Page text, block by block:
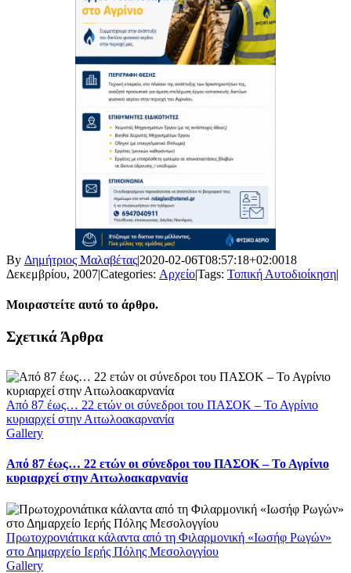
By Δημήτριος Μαλαβέτας|2020-02-06T08:57:18+02:0018
Δεκεμβρίου, 2007|Categories: Αρχείο|Tags: Τοπική Αυτοδιοίκηση|
Μοιραστείτε αυτό το άρθρο.
Facebook
X
LinkedIn
WhatsApp
Email
Σχετικά Άρθρα
Από 87 έως… 22 ετών οι σύνεδροι του ΠΑΣΟΚ – Το Αγρίνιο
κυριαρχεί στην Αιτωλοακαρνανία
Gallery
Από 87 έως… 22 ετών οι σύνεδροι του ΠΑΣΟΚ – Το Αγρίνιο
κυριαρχεί στην Αιτωλοακαρνανία
Πρωτοχρονιάτικα κάλαντα από τη Φιλαρμονική «Ιωσήφ Ρωγών»
στο Δημαρχείο Ιερής Πόλης Μεσολογγίου
Gallery